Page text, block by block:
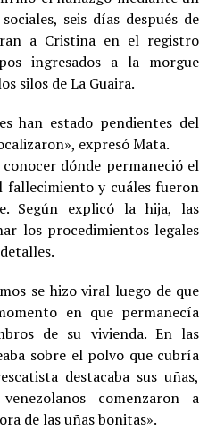
seis días después de
a Cristina en el registro
ingresados a la morgue
silos de La Guaira.
han estado pendientes del
expresó Mata.
dónde permaneció el
fallecimiento y cuáles fueron
Según explicó la hija, las
los procedimientos legales
se hizo viral luego de que
en que permanecía
de su vivienda. En las
sobre el polvo que cubría
destacaba sus uñas,
comenzaron a
de las uñas bonitas».